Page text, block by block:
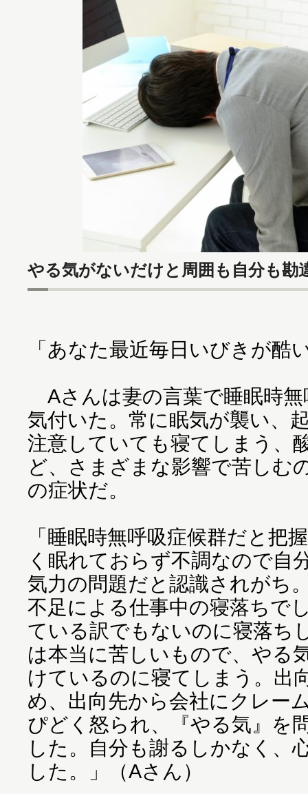
やる気がないだけと周囲も自分も勘
「あなた最近毎日いびきが酷
Aさんは妻の言葉で睡眠時無
気付いた。常に眠気が襲い、
注意していても寝てしまう、
ど、さまざまな影響で苦しむ
の症状だ。
「睡眠時無呼吸症候群だと把
く眠れておらず不調なので自
気力の問題だと認識されがち
不足による仕事中の寝落ちで
ている訳でもないのに寝落ち
は本当に苦しいもので、やる
けているのに寝てしまう。出
め、出向先から会社にクレー
ぴどく怒られ、『やる気』を
した。自分も謝るしかなく、
した。」（Aさん）